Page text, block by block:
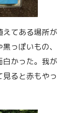
てある場所が
っぽいもの、
かった。我が
ると赤もやっ